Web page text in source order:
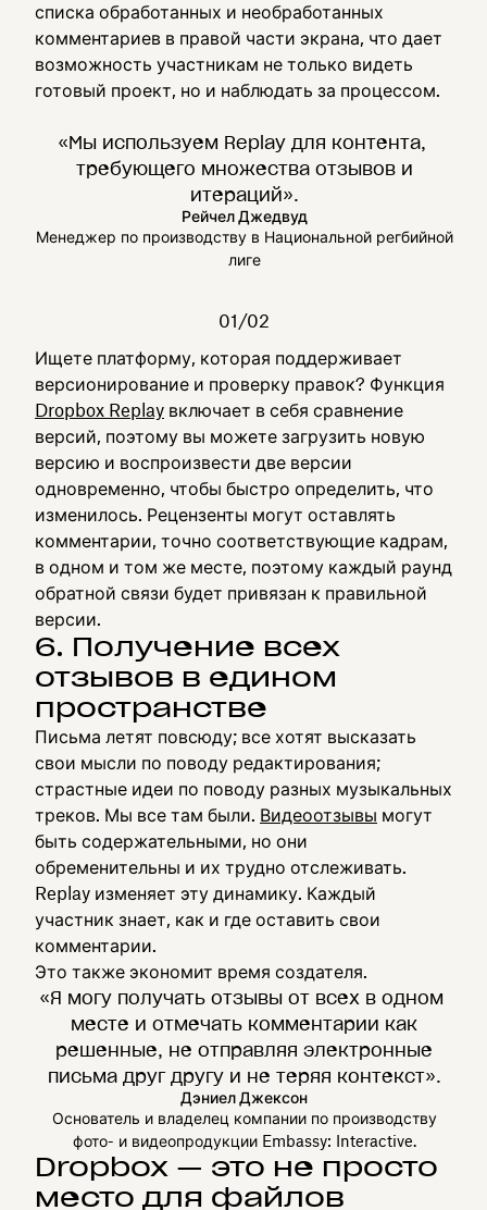
списка обработанных и необработанных
комментариев в правой части экрана, что дает
возможность участникам не только видеть
готовый проект, но и наблюдать за процессом.
«Мы используем Replay для контента,
требующего множества отзывов и
итераций».
Рейчел Джедвуд
Менеджер по производству в Национальной регбийной
лиге
01/02
Ищете платформу, которая поддерживает
версионирование и проверку правок? Функция
Dropbox Replay включает в себя сравнение
версий, поэтому вы можете загрузить новую
версию и воспроизвести две версии
одновременно, чтобы быстро определить, что
изменилось. Рецензенты могут оставлять
комментарии, точно соответствующие кадрам,
в одном и том же месте, поэтому каждый раунд
обратной связи будет привязан к правильной
версии.
6. Получение всех
отзывов в едином
пространстве
Письма летят повсюду; все хотят высказать
свои мысли по поводу редактирования;
страстные идеи по поводу разных музыкальных
треков. Мы все там были. Видеоотзывы могут
быть содержательными, но они
обременительны и их трудно отслеживать.
Replay изменяет эту динамику. Каждый
участник знает, как и где оставить свои
комментарии.
Это также экономит время создателя.
«Я могу получать отзывы от всех в одном
месте и отмечать комментарии как
решенные, не отправляя электронные
письма друг другу и не теряя контекст».
Дэниел Джексон
Основатель и владелец компании по производству
фото- и видеопродукции Embassy: Interactive.
Dropbox — это не просто
место для файлов